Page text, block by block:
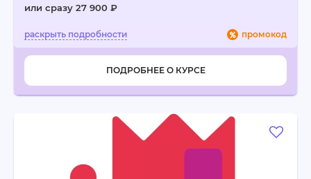
или сразу 27 900 ₽
промокод
ПОДРОБНЕЕ О КУРСЕ